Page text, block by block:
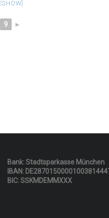
9 ►
Bank: Stadtsparkasse München
IBAN:
BIC: SSKMDEMMXXX